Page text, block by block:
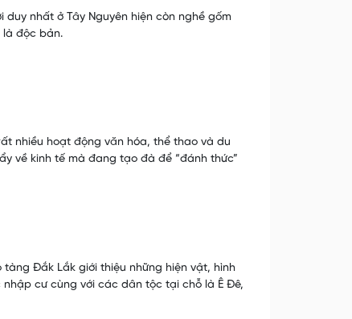
duy nhất ở Tây Nguyên hiện còn nghề gốm
là độc bản.
nhiều hoạt động văn hóa, thể thao và du
về kinh tế mà đang tạo đà để “đánh thức”
tàng Đắk Lắk giới thiệu những hiện vật, hình
cư cùng với các dân tộc tại chỗ là Ê Đê,